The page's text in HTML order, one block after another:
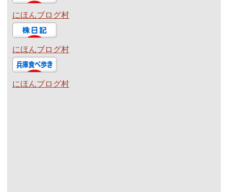
にほんブログ村
にほんブログ村
にほんブログ村